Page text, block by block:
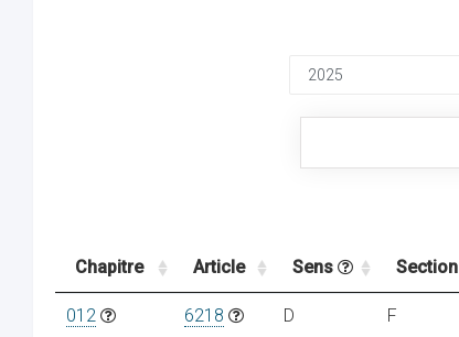
Chapitre Article Sens Section
012 6218 D F